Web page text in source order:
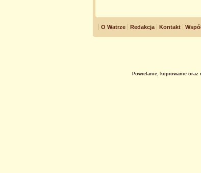
O Watrze Redakcja Kontakt
Powielanie, kopiowanie oraz